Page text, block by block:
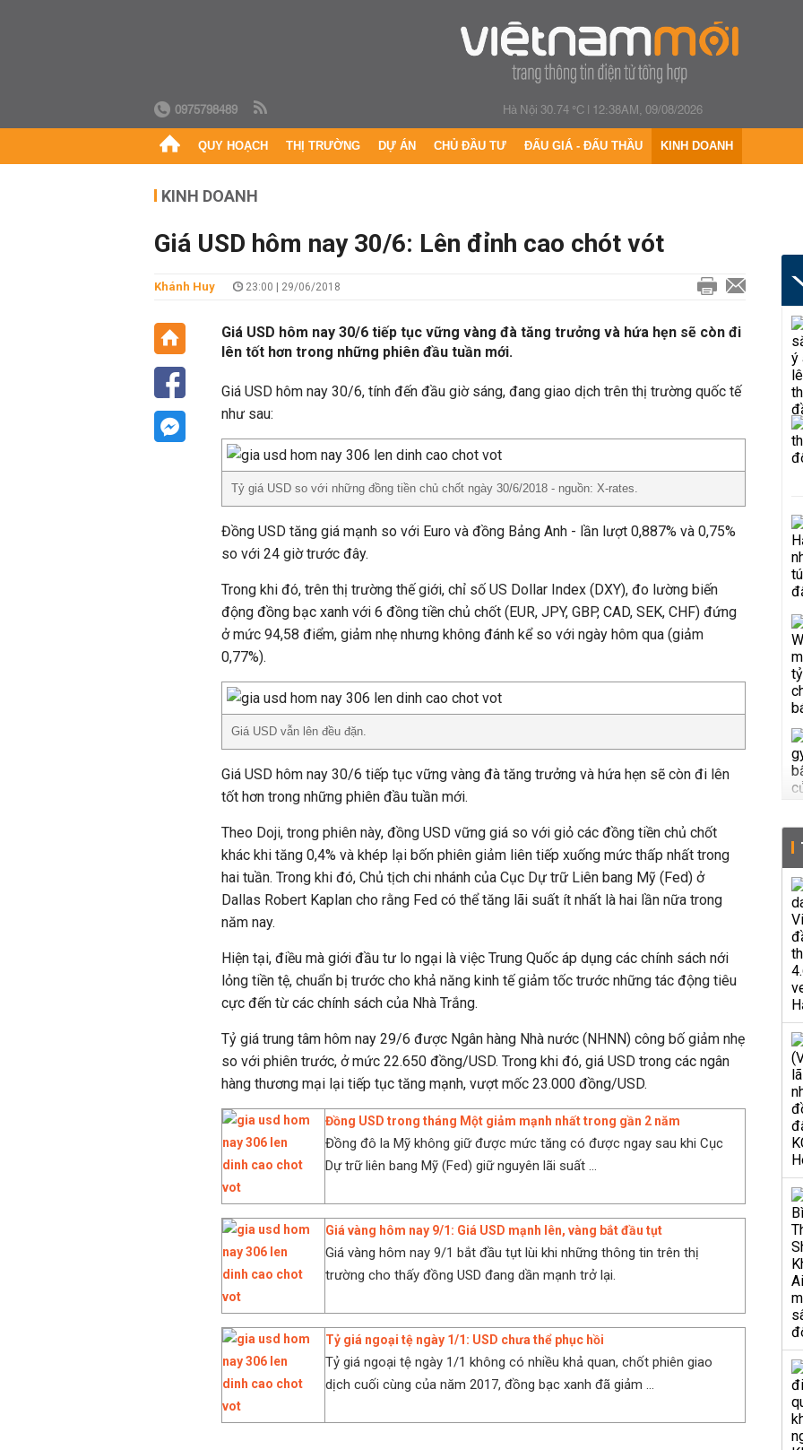
0975798489 Hà Nội 30.74 °C| 12:38AM, 09/08/2026
QUY HOẠCH THỊ TRƯỜNG DỰ ÁN CHỦ ĐẦU TƯ ĐẤU GIÁ - ĐẤU THẦU KINH DOANH
KINH DOANH
Giá USD hôm nay 30/6: Lên đỉnh cao chót vót
Khánh Huy 23:00 | 29/06/2018
Giá USD hôm nay 30/6 tiếp tục vững vàng đà tăng trưởng và hứa hẹn sẽ còn đi
lên tốt hơn trong những phiên đầu tuần mới.
Giá USD hôm nay 30/6, tính đến đầu giờ sáng, đang giao dịch trên thị trường quốc tế
như sau:
Tỷ giá USD so với những đồng tiền chủ chốt ngày 30/6/2018 - nguồn: X-rates.
Đồng USD tăng giá mạnh so với Euro và đồng Bảng Anh - lần lượt 0,887% và 0,75%
so với 24 giờ trước đây.
Trong khi đó, trên thị trường thế giới, chỉ số US Dollar Index (DXY), đo lường biến
động đồng bạc xanh với 6 đồng tiền chủ chốt (EUR, JPY, GBP, CAD, SEK, CHF) đứng
ở mức 94,58 điểm, giảm nhẹ nhưng không đánh kể so với ngày hôm qua (giảm
0,77%).
Giá USD vẫn lên đều đặn.
Giá USD hôm nay 30/6 tiếp tục vững vàng đà tăng trưởng và hứa hẹn sẽ còn đi lên
tốt hơn trong những phiên đầu tuần mới.
Theo Doji, trong phiên này, đồng USD vững giá so với giỏ các đồng tiền chủ chốt
khác khi tăng 0,4% và khép lại bốn phiên giảm liên tiếp xuống mức thấp nhất trong
hai tuần. Trong khi đó, Chủ tịch chi nhánh của Cục Dự trữ Liên bang Mỹ (Fed) ở
Dallas Robert Kaplan cho rằng Fed có thể tăng lãi suất ít nhất là hai lần nữa trong
năm nay.
Hiện tại, điều mà giới đầu tư lo ngại là việc Trung Quốc áp dụng các chính sách nới
lỏng tiền tệ, chuẩn bị trước cho khả năng kinh tế giảm tốc trước những tác động tiêu
cực đến từ các chính sách của Nhà Trắng.
Tỷ giá trung tâm hôm nay 29/6 được Ngân hàng Nhà nước (NHNN) công bố giảm nhẹ
so với phiên trước, ở mức 22.650 đồng/USD. Trong khi đó, giá USD trong các ngân
hàng thương mại lại tiếp tục tăng mạnh, vượt mốc 23.000 đồng/USD.
Đồng USD trong tháng Một giảm mạnh nhất trong gần 2 năm
Đồng đô la Mỹ không giữ được mức tăng có được ngay sau khi Cục
Dự trữ liên bang Mỹ (Fed) giữ nguyên lãi suất ...
Giá vàng hôm nay 9/1: Giá USD mạnh lên, vàng bắt đầu tụt
Giá vàng hôm nay 9/1 bắt đầu tụt lùi khi những thông tin trên thị
trường cho thấy đồng USD đang dần mạnh trở lại.
Tỷ giá ngoại tệ ngày 1/1: USD chưa thể phục hồi
Tỷ giá ngoại tệ ngày 1/1 không có nhiều khả quan, chốt phiên giao
dịch cuối cùng của năm 2017, đồng bạc xanh đã giảm ...